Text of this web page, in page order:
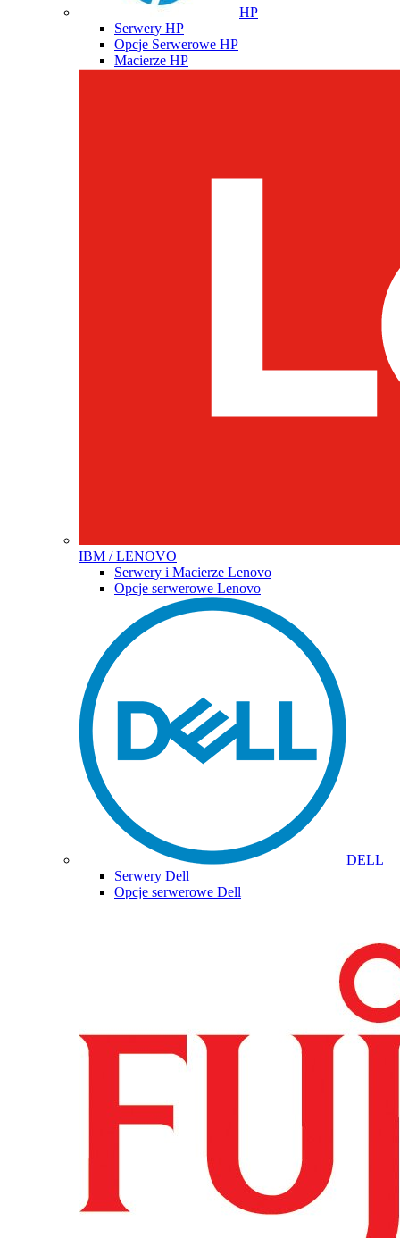
HP
Serwery HP
Opcje Serwerowe HP
Macierze HP
IBM / LENOVO
Serwery i Macierze Lenovo
Opcje serwerowe Lenovo
DELL
Serwery Dell
Opcje serwerowe Dell